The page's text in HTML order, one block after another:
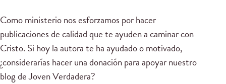
Como ministerio nos esforzamos por hacer
publicaciones de calidad que te ayuden a caminar con
Cristo. Si hoy la autora te ha ayudado o motivado,
¿considerarías hacer una donación para apoyar nuestro
blog de Joven Verdadera?